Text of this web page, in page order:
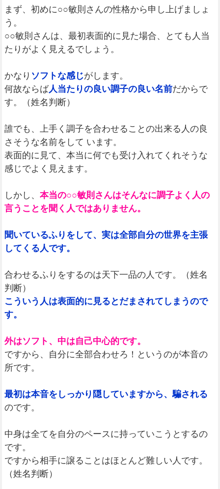
まず、初めに○○敏則さんの性格から申し上げましょ
う。
○○敏則さんは、最初表面的に見た場合、とても人当
たりがよく見えるでしょう。
かなり ソフトな感じがします。
何故ならば人当たりの良い調子の良い名前だからで
す。（姓名判断）
誰でも、上手く調子を合わせることの出来る人の良
さそうな名前をして います。
表面的に見て、本当に何でも受け入れてくれそうな
感じでよく見えます。
しかし、 本当の○○敏則さんはそんなに調子よく人の
言うことを聞く人ではありません。
聞いているふりをして、実は全部自分の世界を主張
してくる人です。
合わせるふりをするのは天下一品の人です。（姓名
判断）
こういう人は表面的に見るとだまされてしまうので
す。
外はソフト、中は自己中心的です。
ですから、自分に全部合わせろ！というのが本音の
所です。
最初は本音をしっかり隠していますから、騙される
のです。
中身は全てを自分のペースに持っていこうとするの
です。
ですから相手に譲ることはほとんど難しい人です。
（姓名判断）